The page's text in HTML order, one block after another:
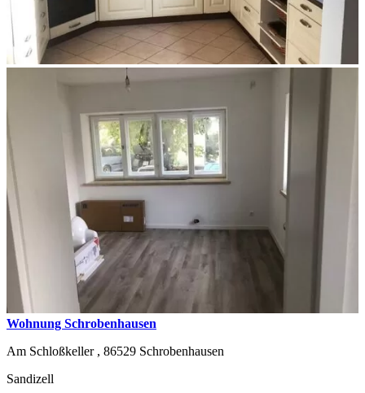
Wohnung Schrobenhausen
Am Schloßkeller , 86529 Schrobenhausen
Sandizell